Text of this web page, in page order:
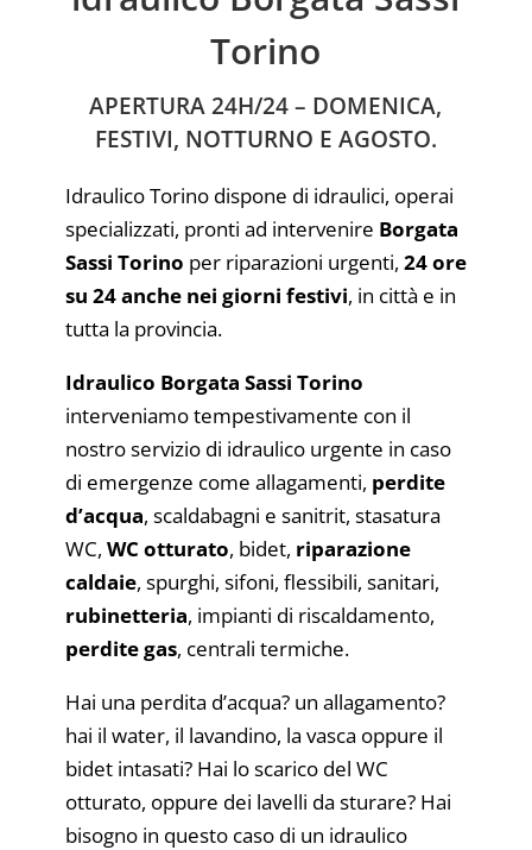
Torino
APERTURA 24H/24 – DOMENICA,
FESTIVI, NOTTURNO E AGOSTO.
Idraulico Torino dispone di idraulici, operai
specializzati, pronti ad intervenire Borgata
Sassi Torino per riparazioni urgenti, 24 ore
su 24 anche nei giorni festivi, in città e in
tutta la provincia.
Idraulico Borgata Sassi Torino
interveniamo tempestivamente con il
nostro servizio di idraulico urgente in caso
di emergenze come allagamenti, perdite
d’acqua, scaldabagni e sanitrit, stasatura
WC, WC otturato, bidet, riparazione
caldaie, spurghi, sifoni, flessibili, sanitari,
rubinetteria, impianti di riscaldamento,
perdite gas, centrali termiche.
Hai una perdita d’acqua? un allagamento?
hai il water, il lavandino, la vasca oppure il
bidet intasati? Hai lo scarico del WC
otturato, oppure dei lavelli da sturare? Hai
bisogno in questo caso di un idraulico